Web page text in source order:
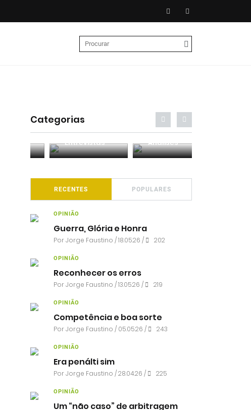
Categorias
Entrevistas Análises
RECENTES POPULARES
OPINIÃO
Guerra, Glória e Honra
PorJorge Faustino / 18.05.26 / 202
OPINIÃO
Reconhecer os erros
PorJorge Faustino / 13.05.26 / 219
OPINIÃO
Competência e boa sorte
PorJorge Faustino / 05.05.26 / 243
OPINIÃO
Era penálti sim
PorJorge Faustino / 28.04.26 / 225
OPINIÃO
Um “não caso” de arbitragem